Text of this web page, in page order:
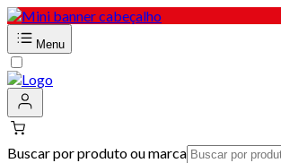
Menu
Buscar por produto ou marca